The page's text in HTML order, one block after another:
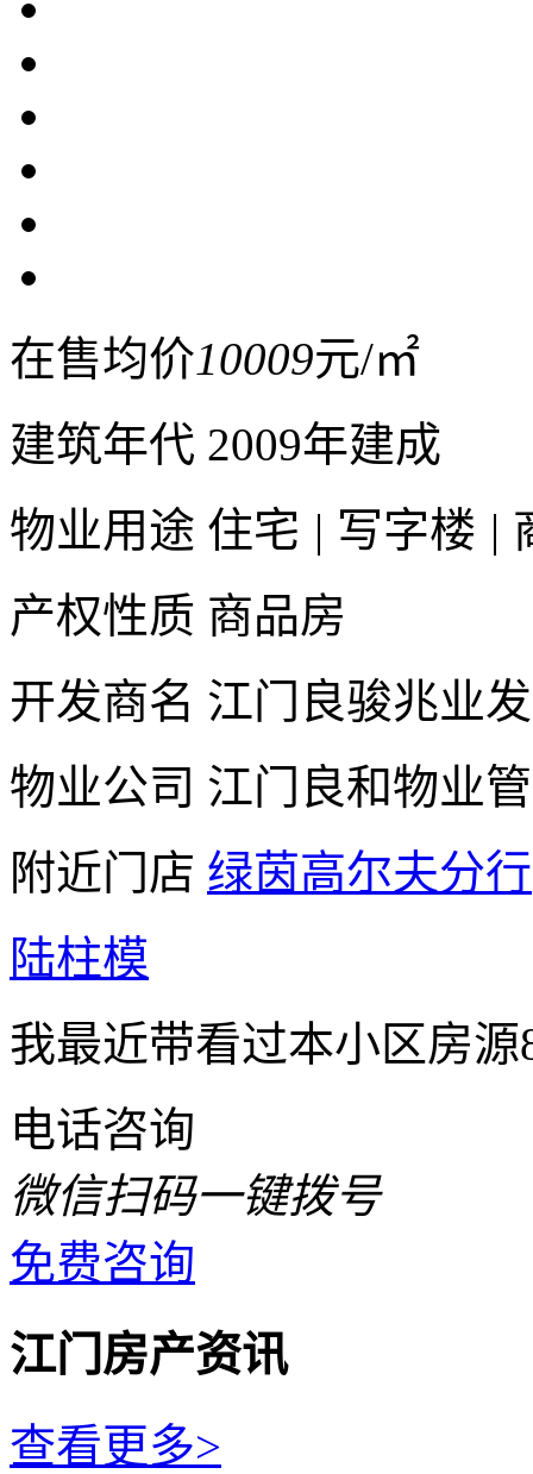
在售均价10009元/㎡
建筑年代 2009年建成
物业用途 住宅 | 写字楼 |
产权性质 商品房
开发商名 江门良骏兆业
物业公司 江门良和物业
附近门店 绿茵高尔夫分行
陆柱模
我最近带看过本小区房
电话咨询
微信扫码一键拨号
免费咨询
江门房产资讯
查看更多>